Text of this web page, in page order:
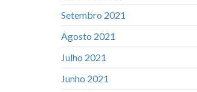
Setembro 2021
Agosto 2021
Julho 2021
Junho 2021